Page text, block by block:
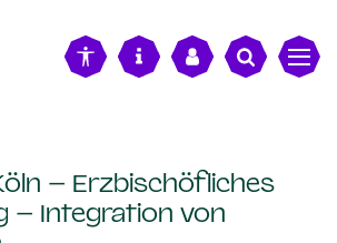
– Erzbischöfliches
– Integration von